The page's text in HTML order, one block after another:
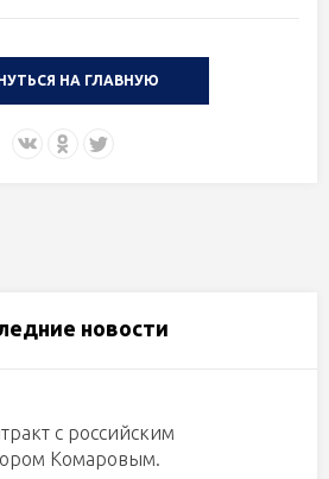
НА ГЛАВНУЮ
новости
с российским
Комаровым.